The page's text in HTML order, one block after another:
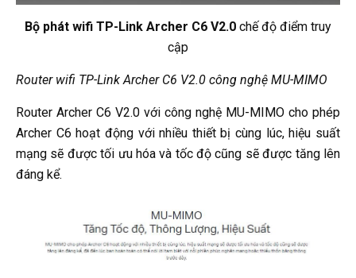
Bộ phát wifi TP-Link Archer C6 V2.0 chế độ điểm truy
cập
Router wifi TP-Link Archer C6 V2.0 công nghệ MU-MIMO
Router Archer C6 V2.0 với công nghệ MU-MIMO cho phép
Archer C6 hoạt động với nhiều thiết bị cùng lúc, hiệu suất
mạng sẽ được tối ưu hóa và tốc độ cũng sẽ được tăng lên
đáng kể.